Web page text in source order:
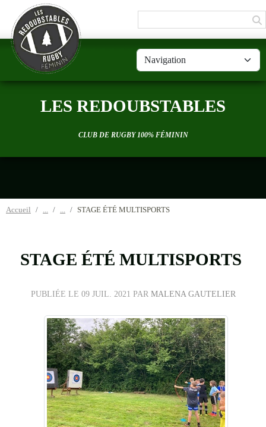
LES REDOUBSTABLES
CLUB DE RUGBY 100% FÉMININ
Accueil STAGE ÉTÉ MULTISPORTS
STAGE ÉTÉ MULTISPORTS
PUBLIÉE LE 09 JUIL. 2021 PAR MALENA GAUTELIER
Panneau de gestion des cookies